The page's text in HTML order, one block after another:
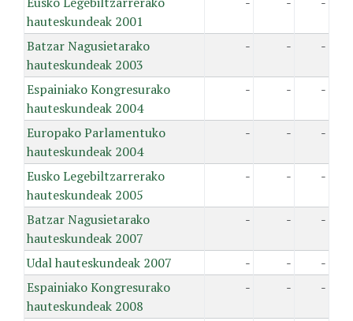
hauteskundeak 2001
Batzar Nagusietarako
hauteskundeak 2003
- - -
Espainiako Kongresurako
hauteskundeak 2004
- - -
Europako Parlamentuko
hauteskundeak 2004
- - -
Eusko Legebiltzarrerako
hauteskundeak 2005
- - -
Batzar Nagusietarako
hauteskundeak 2007
- - -
Udal hauteskundeak 2007 - -
-
Espainiako Kongresurako
hauteskundeak 2008
- - -